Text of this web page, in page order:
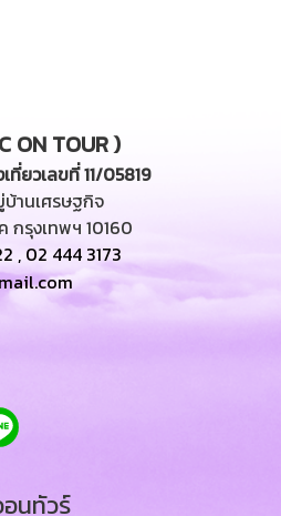
ON TOUR )
ยวเลขที่ 11/05819
านเศรษฐกิจ
กรุงเทพฯ 10160
, 02 444 3173
นทัวร์